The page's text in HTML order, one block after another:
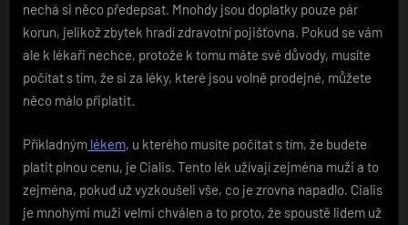
nechá si něco předepsat. Mnohdy jsou doplatky pouze pár
korun, jelikož zbytek hradí zdravotní pojišťovna. Pokud se vám
ale k lékaři nechce, protože k tomu máte své důvody, musíte
počítat s tím, že si za léky, které jsou volně prodejné, můžete
něco málo připlatit.
Příkladným lékem, u kterého musíte počítat s tím, že budete
platit plnou cenu, je Cialis. Tento lék užívají zejména muži a to
zejména, pokud už vyzkoušeli vše, co je zrovna napadlo. Cialis
je mnohými muži velmi chválen a to proto, že spoustě lidem už